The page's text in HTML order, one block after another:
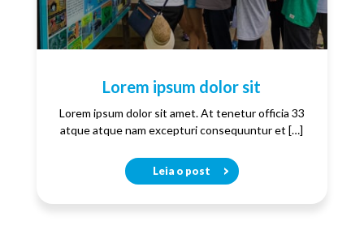
Lorem ipsum dolor sit
Lorem ipsum dolor sit amet. At tenetur officia 33
atque atque nam excepturi consequuntur et […]
Leia o post